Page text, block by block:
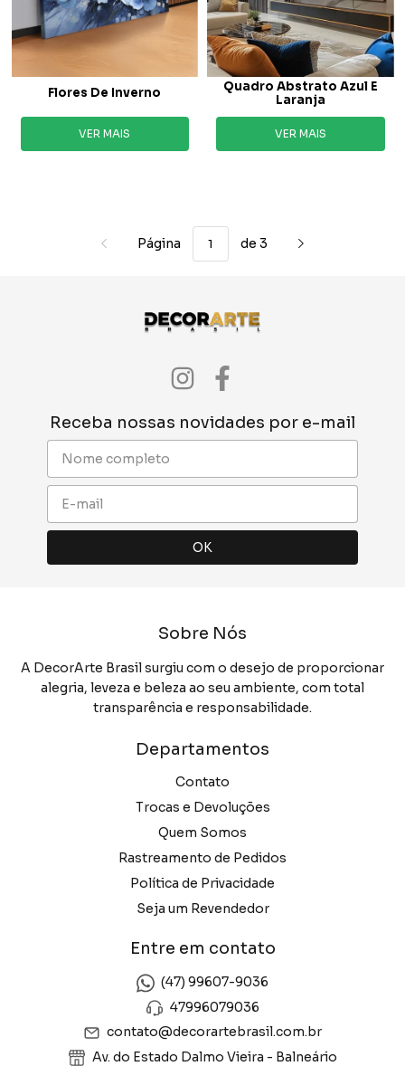
Flores De Inverno
VER MAIS
Quadro Abstrato Azul E
Laranja
VER MAIS
Página de 3
Receba nossas novidades por e-mail
Sobre Nós
A DecorArte Brasil surgiu com o desejo de proporcionar
alegria, leveza e beleza ao seu ambiente, com total
transparência e responsabilidade.
Departamentos
Contato
Trocas e Devoluções
Quem Somos
Rastreamento de Pedidos
Política de Privacidade
Seja um Revendedor
Entre em contato
(47) 99607-9036
47996079036
contato@decorartebrasil.com.br
Av. do Estado Dalmo Vieira - Balneário